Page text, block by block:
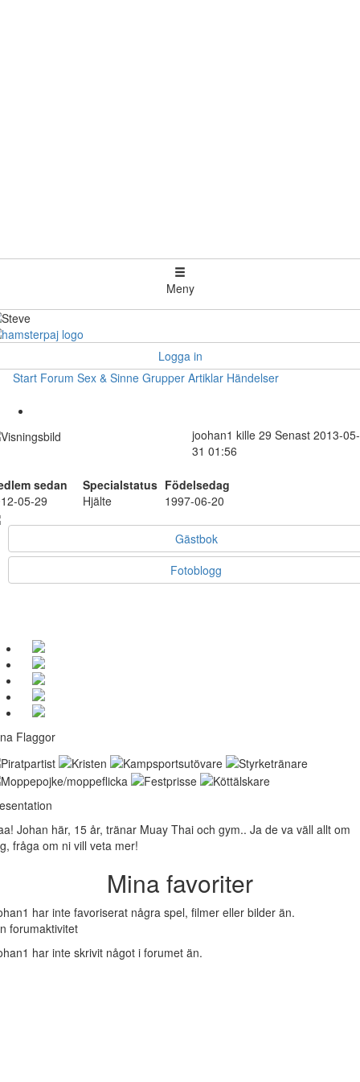
Meny
Logga in
Start Forum Sex & Sinne Grupper Artiklar Händelser
joohan1 kille 29 Senast 2013-05-
31 01:56
sedan Specialstatus Födelsedag
05-29
Hjälte 1997-06-20
Gästbok
Fotoblogg
Flaggor
Johan här, 15 år, tränar Muay Thai och gym.. Ja de va väll allt om
fråga om ni vill veta mer!
Mina favoriter
har inte favoriserat några spel, filmer eller bilder än.
forumaktivitet
har inte skrivit något i forumet än.